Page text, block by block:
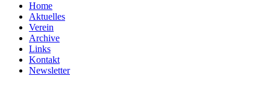
Home
Aktuelles
Verein
Archive
Links
Kontakt
Newsletter